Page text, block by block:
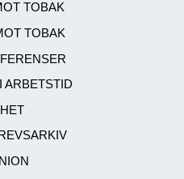
TOBAK
TOBAK
ARBETSTID